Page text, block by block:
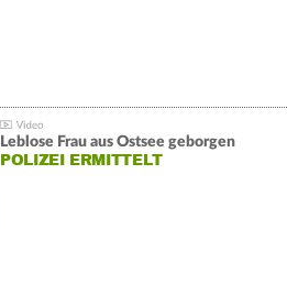
Leblose Frau aus Ostsee geborgen
POLIZEI ERMITTELT